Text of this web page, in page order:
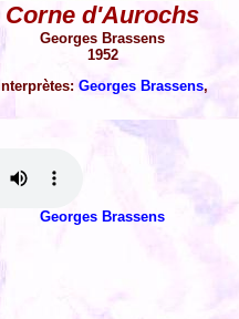
Corne d'Aurochs
Georges Brassens
1952
Interprètes:Georges Brassens,
Georges Brassens